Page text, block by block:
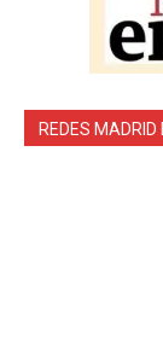
REDES MADRID